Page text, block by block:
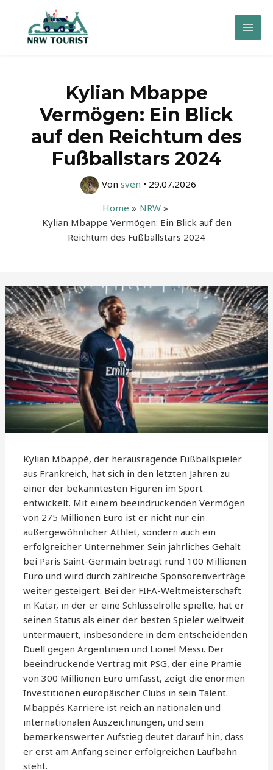
springen
Main
Kylian Mbappe
Vermögen: Ein Blick
auf den Reichtum des
Fußballstars 2024
Von sven • 29.07.2026
Home
NRW
Kylian Mbappe Vermögen: Ein Blick auf den
Reichtum des Fußballstars 2024
Kylian Mbappé, der herausragende Fußballspieler
aus Frankreich, hat sich in den letzten Jahren zu
einer der bekanntesten Figuren im Sport
entwickelt. Mit einem beeindruckenden Vermögen
von 275 Millionen Euro ist er nicht nur ein
außergewöhnlicher Athlet, sondern auch ein
erfolgreicher Unternehmer. Sein jährliches Gehalt
bei Paris Saint-Germain beträgt rund 100 Millionen
Euro und wird durch zahlreiche Sponsorenverträge
weiter gesteigert. Bei der FIFA-Weltmeisterschaft
in Katar, in der er eine Schlüsselrolle spielte, hat er
seinen Status als einer der besten Spieler weltweit
untermauert, insbesondere in dem entscheidenden
Duell gegen Argentinien und Lionel Messi. Der
beeindruckende Vertrag mit PSG, der eine Prämie
von 300 Millionen Euro umfasst, zeigt die enormen
Investitionen europäischer Clubs in sein Talent.
Mbappés Karriere ist reich an nationalen und
internationalen Auszeichnungen, und sein
bemerkenswerter Aufstieg deutet darauf hin, dass
er erst am Anfang seiner erfolgreichen Laufbahn
steht.